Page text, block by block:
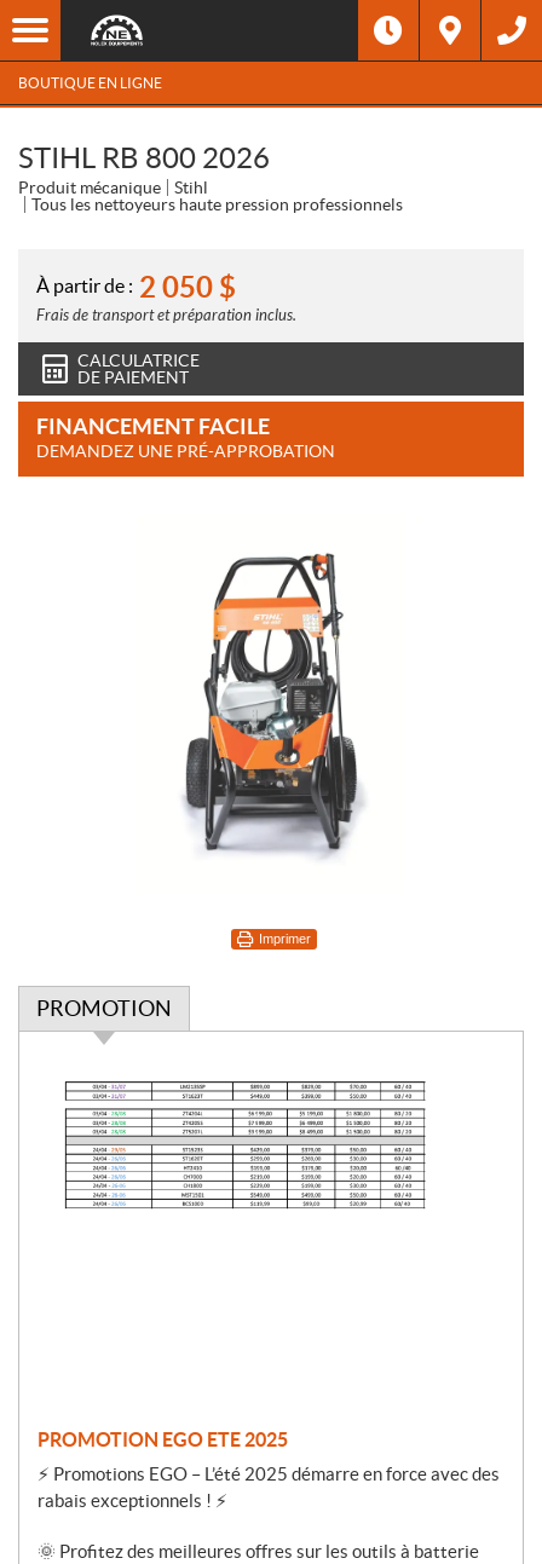
BOUTIQUE EN LIGNE
STIHL RB 800 2026
Produit mécanique
Stihl
Tous les nettoyeurs haute pression professionnels
À partir de : 2 050 $
Frais de transport et préparation inclus.
CALCULATRICE
DE PAIEMENT
FINANCEMENT FACILE
DEMANDEZ UNE PRÉ-APPROBATION
Imprimer
PROMOTION
PROMOTION EGO ETE 2025
⚡ Promotions EGO – L’été 2025 démarre en force avec des
rabais exceptionnels ! ⚡
🌞 Profitez des meilleures offres sur les outils à batterie